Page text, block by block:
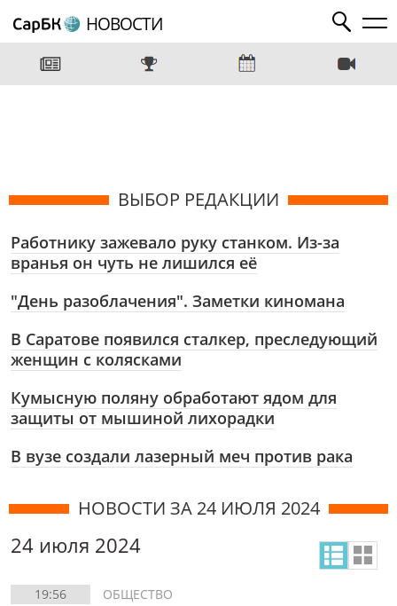
НОВОСТИ
ВЫБОР РЕДАКЦИИ
Работнику зажевало руку станком. Из-за
вранья он чуть не лишился её
"День разоблачения". Заметки киномана
В Саратове появился сталкер, преследующий
женщин с колясками
Кумысную поляну обработают ядом для
защиты от мышиной лихорадки
В вузе создали лазерный меч против рака
НОВОСТИ ЗА 24 ИЮЛЯ 2024
24 июля 2024
19:56 ОБЩЕСТВО